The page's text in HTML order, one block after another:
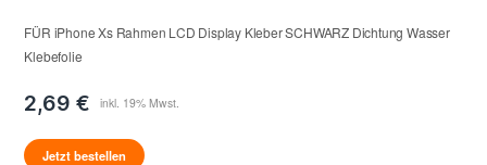
FÜR iPhone Xs Rahmen LCD Display Kleber SCHWARZ Dichtung Wasser
Klebefolie
2,69 €
Jetzt bestellen